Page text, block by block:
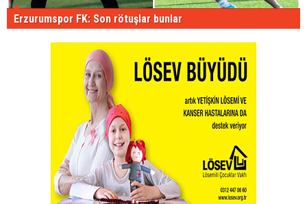
Erzurumspor FK: Son rötuşlar bunlar